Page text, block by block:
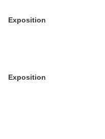
Exposition
Exposition